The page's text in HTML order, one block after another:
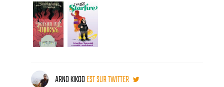
ARNO KIKOOEST SUR TWITTER